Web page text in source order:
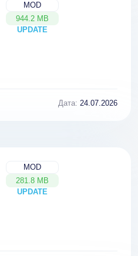
MOD
944.2 MB
UPDATE
NEW
Дата: 24.07.2026
MOD
281.8 MB
UPDATE
NEW